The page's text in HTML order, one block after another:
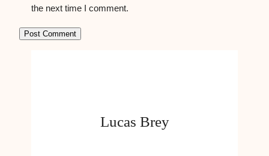
the next time I comment.
Lucas Brey